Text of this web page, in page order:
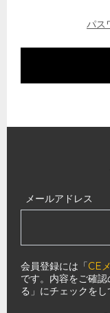
パス
メールアドレス
会員登録には「CE
です。内容をご確
る」にチェックをし